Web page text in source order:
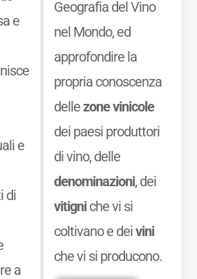
e
e
di
a
Geografia del Vino
nel Mondo, ed
approfondire la
propria conoscenza
dellezone vinicole
dei paesi produttori
di vino, delle
denominazioni, dei
vitigniche vi si
coltivano e deivini
che vi si producono.